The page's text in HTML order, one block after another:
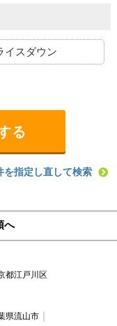
イスダウン
を指定し直して検索
へ
都江戸川区
県流山市